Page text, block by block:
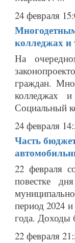
24 февраля
колледжах и
На
граждан.
колледжах
Социальный
24 февраля
Часть
22 февраля
повестке
период 2024
года. Доходы
22 февраля